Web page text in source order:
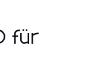
für